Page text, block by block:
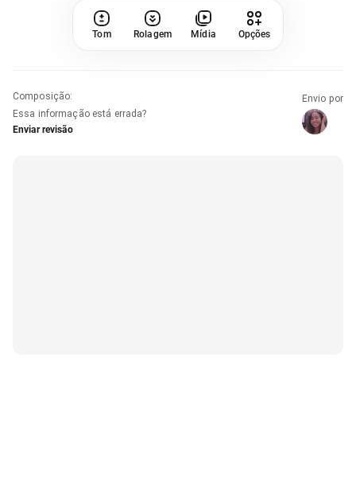
Tom Rolagem Mídia Opções
Composição:
Essa informação está errada?
Enviar revisão
Envio por